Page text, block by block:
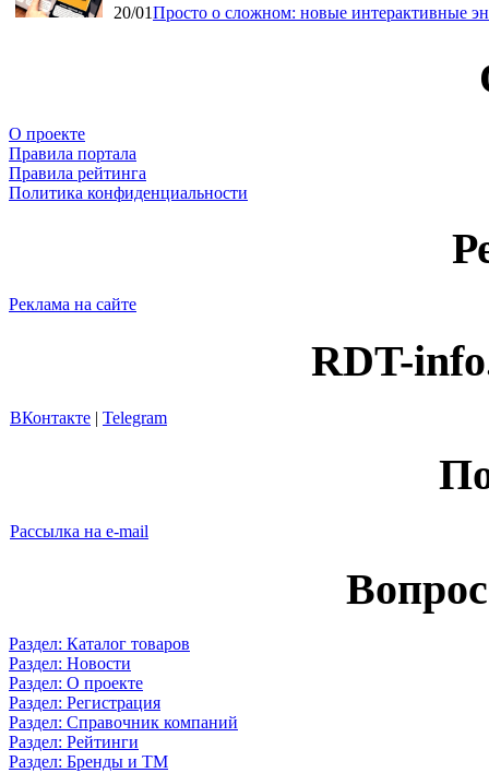
20/01Просто о сложном: новые интерактивные
О проекте
Правила портала
Правила рейтинга
Политика конфиденциальности
Реклама на сайте
RDT-
ВКонтакте | Telegram
Рассылка на e-mail
Раздел: Каталог товаров
Раздел: Новости
Раздел: О проекте
Раздел: Регистрация
Раздел: Справочник компаний
Раздел: Рейтинги
Раздел: Бренды и ТМ